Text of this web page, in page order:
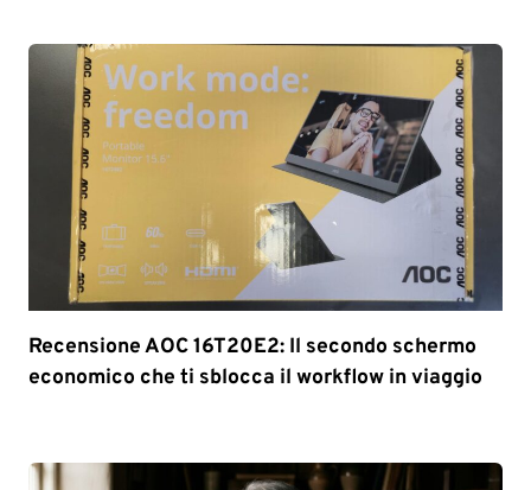
Recensione AOC 16T20E2: Il secondo schermo
economico che ti sblocca il workflow in viaggio